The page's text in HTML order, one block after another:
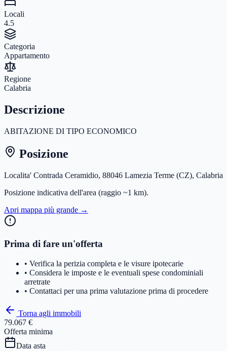
Locali
4.5
Categoria
Appartamento
Regione
Calabria
Descrizione
ABITAZIONE DI TIPO ECONOMICO
Posizione
Localita' Contrada Ceramidio, 88046 Lamezia Terme (CZ), Calabria
Posizione indicativa dell'area (raggio ~1 km).
Apri mappa più grande →
Prima di fare un'offerta
• Verifica la perizia completa e le visure ipotecarie
• Considera le imposte e le eventuali spese condominiali
arretrate
• Contattaci per una prima valutazione prima di procedere
Torna agli immobili
79.067 €
Offerta minima
Data asta